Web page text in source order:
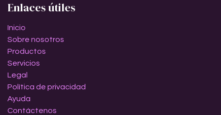
Enlaces útiles
Inicio
Sobre nosotros
Productos
Servicios
Legal
Política de privacidad
Ayuda
Contáctenos